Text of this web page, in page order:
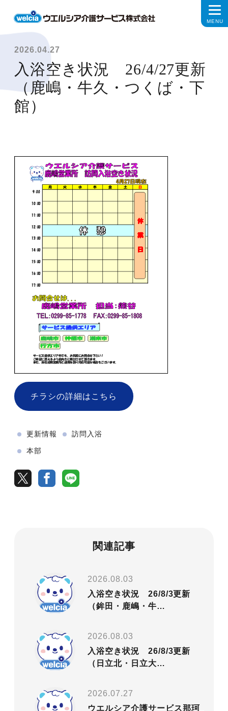
2026.04.27
入浴空き状況 26/4/27更新
（鹿嶋・牛久・つくば・下
館）
更新情報 訪問入浴
本部
関連記事
2026.08.03
入浴空き状況 26/8/3更新
（鉾田・鹿嶋・牛…
2026.08.03
入浴空き状況 26/8/3更新
（日立北・日立大…
2026.07.27
ウエルシア介護サービス那珂_
チラシの詳細はこちら